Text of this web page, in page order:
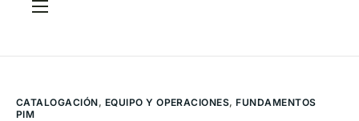
CRITERIA Framework
CATALOGACIÓN, EQUIPO Y OPERACIONES,FUNDAMENTOS
PIM